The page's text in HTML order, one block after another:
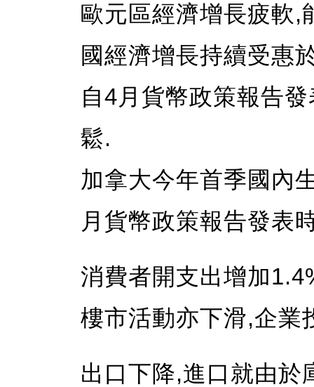
歐元區經濟增長疲軟,
國經濟增長持續受惠
自4月貨幣政策報告
鬆.
加拿大今年首季國內
月貨幣政策報告發表
消費者開支出增加
樓市活動亦下滑,企業
出口下降,進口就由於